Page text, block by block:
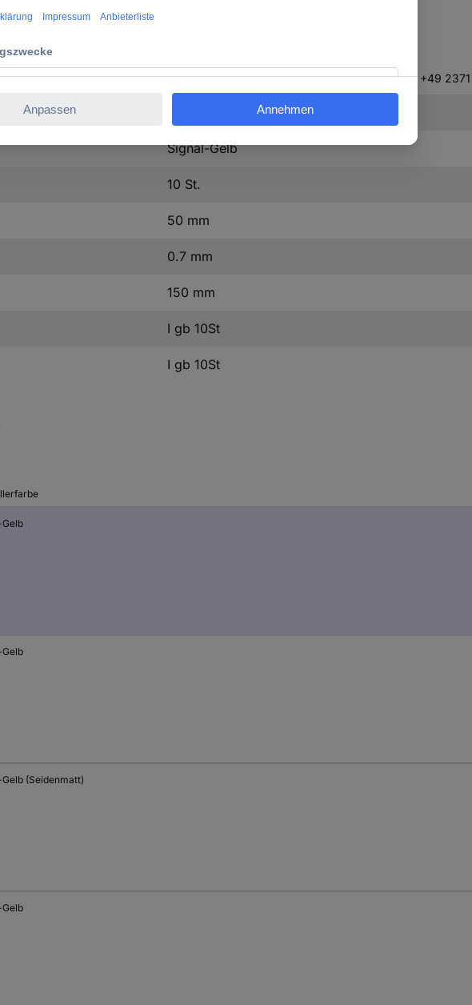
77-79, 58636, Iserlohn, Deutschland, www.durable.de, info@durable.de, +49
Stellplatzmarkierung
Signal-Gelb
10 St.
50 mm
0.7 mm
150 mm
I gb 10St
I gb 10St
(Seidenmatt)